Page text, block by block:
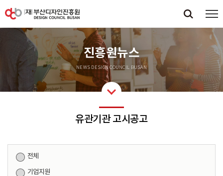
진흥원뉴스
NEWS DESIGN COUNCIL BUSAN
유관기관 고시공고
전체
기업지원